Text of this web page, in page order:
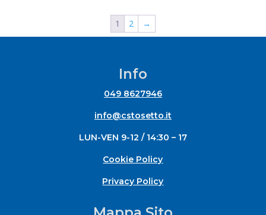
19,50 €1 2 →
Info
049 8627946
info@cstosetto.it
LUN-VEN 9-12 / 14:30 – 17
Cookie Policy
Privacy Policy